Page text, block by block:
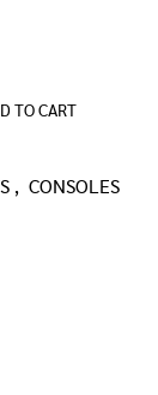
TO CART
, CONSOLES